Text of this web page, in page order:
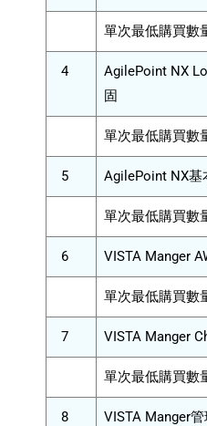
單次最低購買數
4
AgilePoint NX
固
單次最低購買數
5 AgilePoint NX基
單次最低購買數
6 VISTA Manger
單次最低購買數
7 VISTA Manger
單次最低購買數
8 VISTA Manger